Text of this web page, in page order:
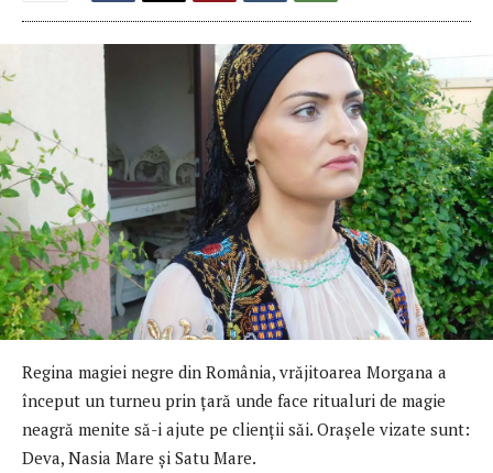
Regina magiei negre din România, vrăjitoarea Morgana a
început un turneu prin țară unde face ritualuri de magie
neagră menite să-i ajute pe clienții săi. Orașele vizate sunt:
Deva, Nasia Mare și Satu Mare.